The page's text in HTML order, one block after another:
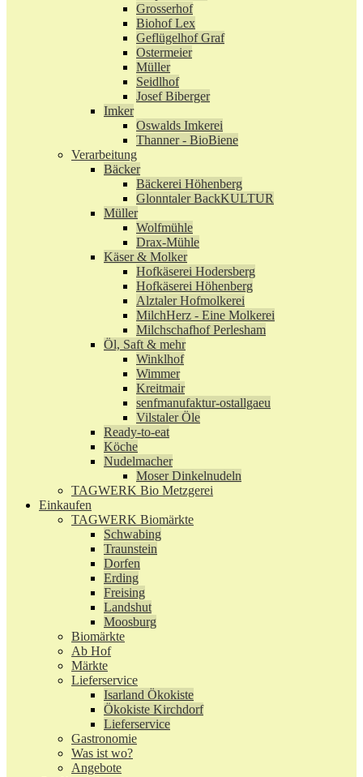
Grosserhof
Biohof Lex
Geflügelhof Graf
Ostermeier
Müller
Seidlhof
Josef Biberger
Imker
Oswalds Imkerei
Thanner - BioBiene
Verarbeitung
Bäcker
Bäckerei Höhenberg
Glonntaler BackKULTUR
Müller
Wolfmühle
Drax-Mühle
Käser & Molker
Hofkäserei Hodersberg
Hofkäserei Höhenberg
Alztaler Hofmolkerei
MilchHerz - Eine Molkerei
Milchschafhof Perlesham
Öl, Saft & mehr
Winklhof
Wimmer
Kreitmair
senfmanufaktur-ostallgaeu
Vilstaler Öle
Ready-to-eat
Köche
Nudelmacher
Moser Dinkelnudeln
TAGWERK Bio Metzgerei
Einkaufen
TAGWERK Biomärkte
Schwabing
Traunstein
Dorfen
Erding
Freising
Landshut
Moosburg
Biomärkte
Ab Hof
Märkte
Lieferservice
Isarland Ökokiste
Ökokiste Kirchdorf
Lieferservice
Gastronomie
Was ist wo?
Angebote